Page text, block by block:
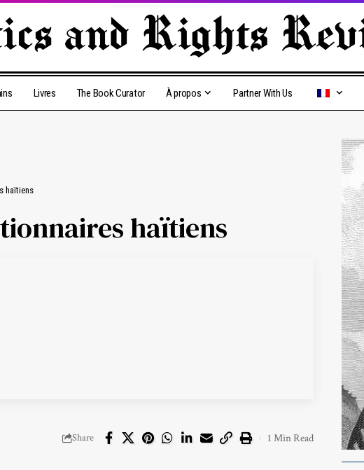
Livres The Book Curator À propos Partner With Us
haïtiens
haïtiens
Share 1 Min Read